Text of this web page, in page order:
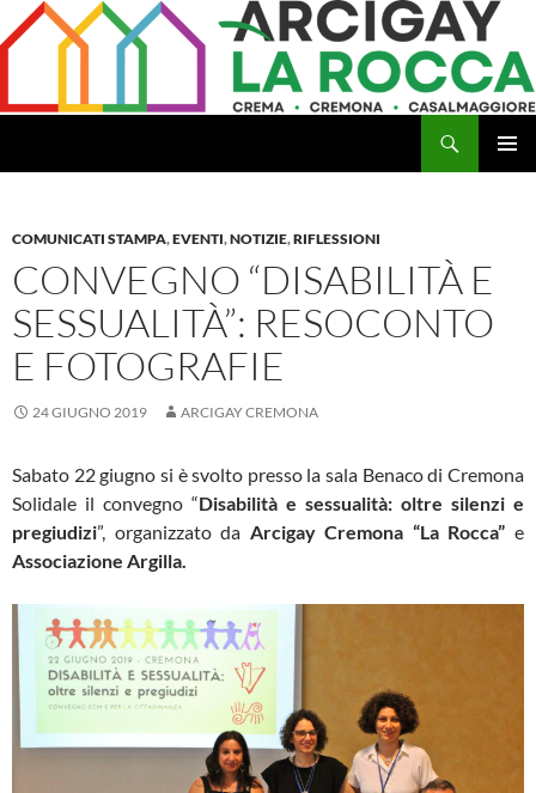
al
COMUNICATI STAMPA,EVENTI,NOTIZIE,RIFLESSIONI
CONVEGNO “DISABILITÀ E
SESSUALITÀ”: RESOCONTO
E FOTOGRAFIE
24 GIUGNO 2019 ARCIGAY CREMONA
Sabato 22 giugno si è svolto presso la sala Benaco di Cremona
Solidale il convegno “Disabilità e sessualità: oltre silenzi e
pregiudizi”, organizzato da Arcigay Cremona “La Rocca”e
Associazione Argilla.